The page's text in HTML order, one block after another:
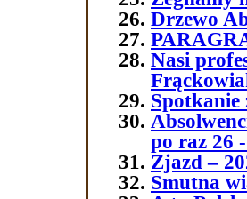
Drzewo
Nasi
Spotkanie
po raz 26
Zjazd –
Smutna